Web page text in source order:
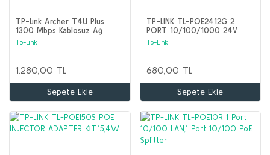
TP-Link Archer T4U Plus
1300 Mbps Kablosuz Ağ
Adaptörü
Tp-Link
1.280,00 TL
Sepete Ekle
TP-LINK TL-POE2412G 2
PORT 10/100/1000 24V
12W PASIF POE ADAPTOR
Tp-Link
680,00 TL
Sepete Ekle